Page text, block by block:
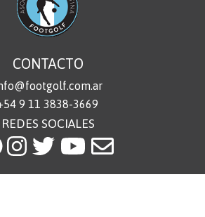
CONTACTO
9 11 3838-3669
REDES SOCIALES